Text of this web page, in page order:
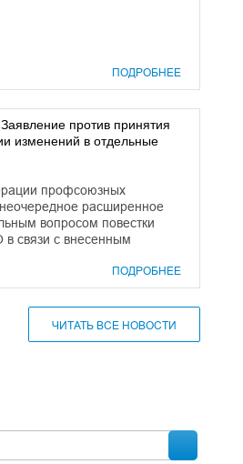
ПОДРОБНЕЕ
против принятия
изменений в отдельные
профсоюзных
расширенное
вопросом повестки
связи с внесенным
ПОДРОБНЕЕ
ЧИТАТЬ ВСЕ НОВОСТИ